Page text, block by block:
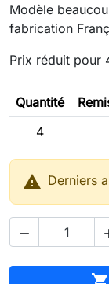
Modèle
fabrication
Prix réduit pour
Quantité
4
 Derniers
